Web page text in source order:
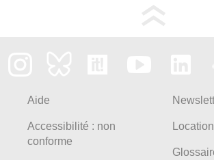
Aide
Accessibilité : non
conforme